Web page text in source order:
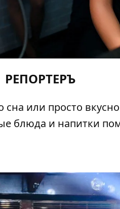
РЕПОРТЕРЪ
сна или просто
блюда и напитки